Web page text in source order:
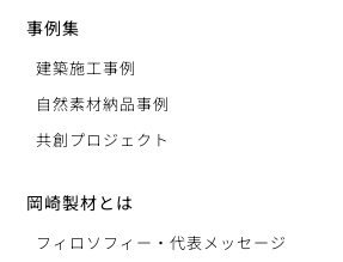
事例集
建築施工事例
自然素材納品事例
共創プロジェクト
岡崎製材とは
フィロソフィー・代表メッセージ